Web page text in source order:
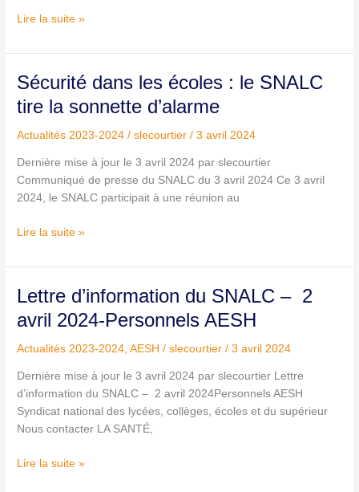
4
2024
Lire la suite »
Sécurité dans les écoles : le SNALC
tire la sonnette d’alarme
Actualités 2023-2024 /slecourtier/3 avril 2024
Dernière mise à jour le 3 avril 2024 par slecourtier
Communiqué de presse du SNALC du 3 avril 2024 Ce 3 avril
2024, le SNALC participait à une réunion au
Sécurité
les
écoles
le
SNALC
tire
sonnette
Lire la suite »
Lettre d’information du SNALC – 2
avril 2024-Personnels AESH
Actualités 2023-2024,AESH /slecourtier/3 avril 2024
Dernière mise à jour le 3 avril 2024 par slecourtier Lettre
d’information du SNALC – 2 avril 2024Personnels AESH
Syndicat national des lycées, collèges, écoles et du supérieur
Nous contacter LA SANTÉ,
Lettre
du
SNALC –
avril
2024-
Personnels
AESH
Lire la suite »